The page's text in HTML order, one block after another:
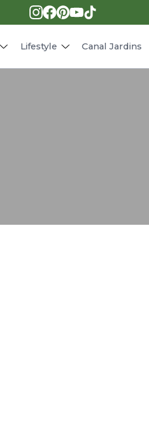
Lifestyle
Receitas
Canal Jardins